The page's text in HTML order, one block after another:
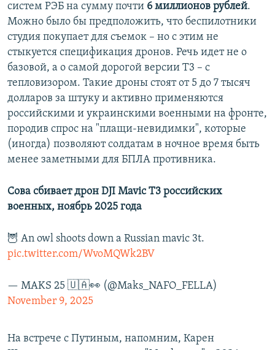
систем РЭБ на сумму почти 6 миллионов рублей.
Можно было бы предположить, что беспилотники
студия покупает для съемок – но с этим не
стыкуется спецификация дронов. Речь идет не о
базовой, а о самой дорогой версии T3 – с
тепловизором. Такие дроны стоят от 5 до 7 тысяч
долларов за штуку и активно применяются
российскими и украинскими военными на фронте,
породив спрос на "плащи-невидимки", которые
(иногда) позволяют солдатам в ночное время быть
менее заметными для БПЛА противника.
Сова сбивает дрон DJI Mavic T3 российских
военных, ноябрь 2025 года
🦉 An owl shoots down a Russian mavic 3t.
pic.twitter.com/WvoMQWk2BV
— MAKS 25 🇺🇦👀 (@Maks_NAFO_FELLA)
November 9, 2025
На встрече с Путиным, напомним, Карен